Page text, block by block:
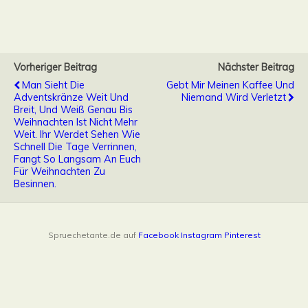
Vorheriger Beitrag
Man Sieht Die
Adventskränze Weit Und
Breit, Und Weiß Genau Bis
Weihnachten Ist Nicht Mehr
Weit. Ihr Werdet Sehen Wie
Schnell Die Tage Verrinnen,
Fangt So Langsam An Euch
Für Weihnachten Zu
Besinnen.
Nächster Beitrag
Gebt Mir Meinen Kaffee Und
Niemand Wird Verletzt
Spruechetante.de auf Facebook Instagram Pinterest